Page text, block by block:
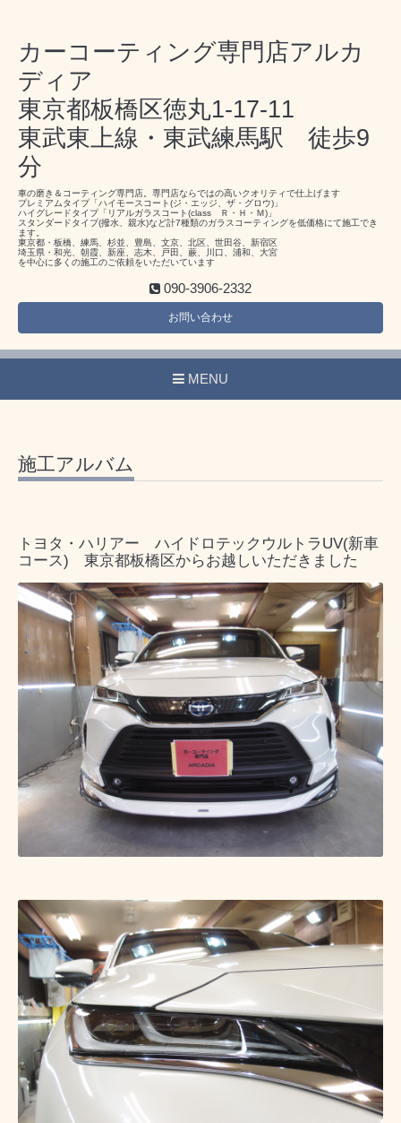
カーコーティング専門店アルカ
ディア
東京都板橋区徳丸1-17-11
東武東上線・東武練馬駅 徒歩9
分
車の磨き＆コーティング専門店。専門店ならではの高いクオリティで仕上げます
プレミアムタイプ「ハイモースコート(ジ・エッジ、ザ・グロウ)」
ハイグレードタイプ「リアルガラスコート(class Ｒ・Ｈ・Ｍ)」
スタンダードタイプ(撥水、親水)など計7種類のガラスコーティングを低価格にて施工でき
ます。
東京都・板橋、練馬、杉並、豊島、文京、北区、世田谷、新宿区
埼玉県・和光、朝霞、新座、志木、戸田、蕨、川口、浦和、大宮
を中心に多くの施工のご依頼をいただいています
090-3906-2332
お問い合わせ
MENU
施工アルバム
トヨタ・ハリアー ハイドロテックウルトラUV(新車
コース) 東京都板橋区からお越しいただきました